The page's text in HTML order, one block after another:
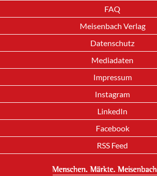
FAQ
Meisenbach Verlag
Datenschutz
Mediadaten
Impressum
Instagram
LinkedIn
Facebook
RSS Feed